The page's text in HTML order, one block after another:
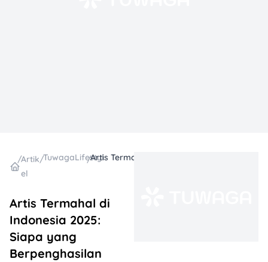
/Artik
el
/TuwagaLifestyle
/
Artis Termahal di
Indonesia 2025:
Siapa yang
Berpenghasilan